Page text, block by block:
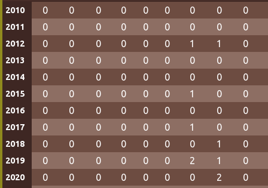
2010 0 0 0 0 0 0 0 0 0
2011 0 0 0 0 0 0 0 0 0
2012 0 0 0 0 0 0 1 1 0
2013 0 0 0 0 0 0 0 0 0
2014 0 0 0 0 0 0 0 0 0
2015 0 0 0 0 0 0 1 0 0
2016 0 0 0 0 0 0 0 0 0
2017 0 0 0 0 0 0 1 0 0
2018 0 0 0 0 0 0 0 1 0
2019 0 0 0 0 0 0 2 1 0
2020 0 0 0 0 0 0 0 2 0